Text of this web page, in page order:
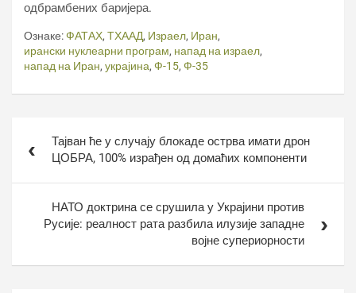
одбрамбених баријера.
Ознаке:ФАТАХ, ТХААД, Израел, Иран,
ирански нуклеарни програм, напад на израел,
напад на Иран, украјина, Ф-15, Ф-35
чланкаТајван ће у случају блокаде острва имати дрон
ЦОБРА, 100% израђен од домаћих компоненти
НАТО доктрина се срушила у Украјини против
Русије: реалност рата разбила илузије западне
војне супериорности